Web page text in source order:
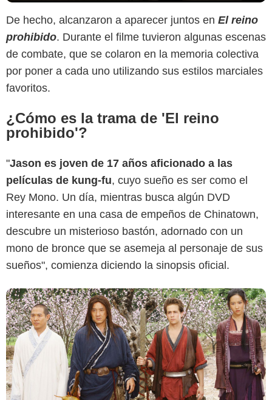
De hecho, alcanzaron a aparecer juntos en El reino
prohibido. Durante el filme tuvieron algunas escenas
de combate, que se colaron en la memoria colectiva
por poner a cada uno utilizando sus estilos marciales
favoritos.
¿Cómo es la trama de 'El reino
prohibido'?
"Jason es joven de 17 años aficionado a las
películas de kung-fu, cuyo sueño es ser como el
Rey Mono. Un día, mientras busca algún DVD
interesante en una casa de empeños de Chinatown,
descubre un misterioso bastón, adornado con un
mono de bronce que se asemeja al personaje de sus
sueños", comienza diciendo la sinopsis oficial.